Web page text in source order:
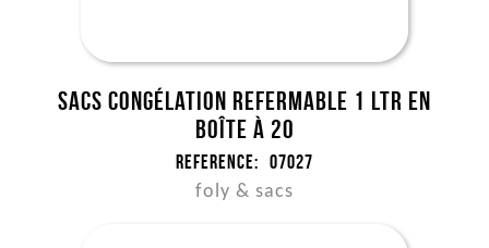
Sacs congélation refermable 1 ltr en
boîte à 20
Reference: 07027
foly & sacs